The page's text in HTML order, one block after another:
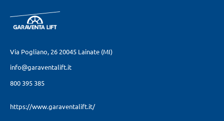
Via Pogliano, 26 20045 Lainate (MI)
info@garaventalift.it
800 395 385
https://www.garaventalift.it/